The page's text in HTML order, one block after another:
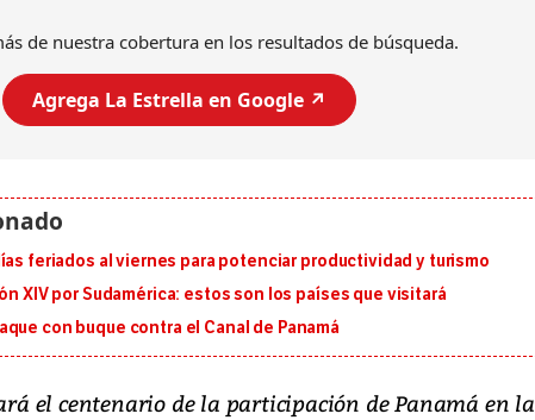
de nuestra cobertura en los resultados de búsqueda.
Agrega La Estrella en Google ↗️
feriados al viernes para potenciar productividad y turismo
XIV por Sudamérica: estos son los países que visitará
con buque contra el Canal de Panamá
el centenario de la participación de Panamá en la